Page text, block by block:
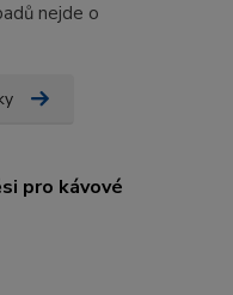
nejde o
pro kávové